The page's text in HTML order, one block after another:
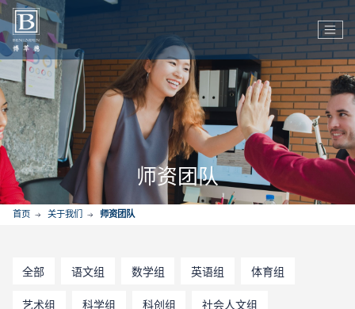
师资团队
首页 关于我们 师资团队
全部 语文组 数学组 英语组 体育组
艺术组 科学组 科创组 社会人文组